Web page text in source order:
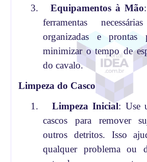
3.
Equipamentos à Mão
ferramentas
organizadas e prontas
minimizar o tempo de
do cavalo.
Limpeza do Casco
1.
Limpeza Inicial: Use
cascos para remover
outros detritos. Isso
qualquer problema ou